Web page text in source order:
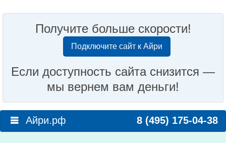
Получите больше скорости!
Подключите сайт к Айри
Если доступность сайта снизится —
мы вернем вам деньги!
Айри.рф 8 (495) 175-04-38